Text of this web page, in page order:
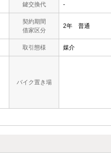
鍵交換代 -
契約期間
借家区分
2年 普通
取引態様 媒介
バイク置き場